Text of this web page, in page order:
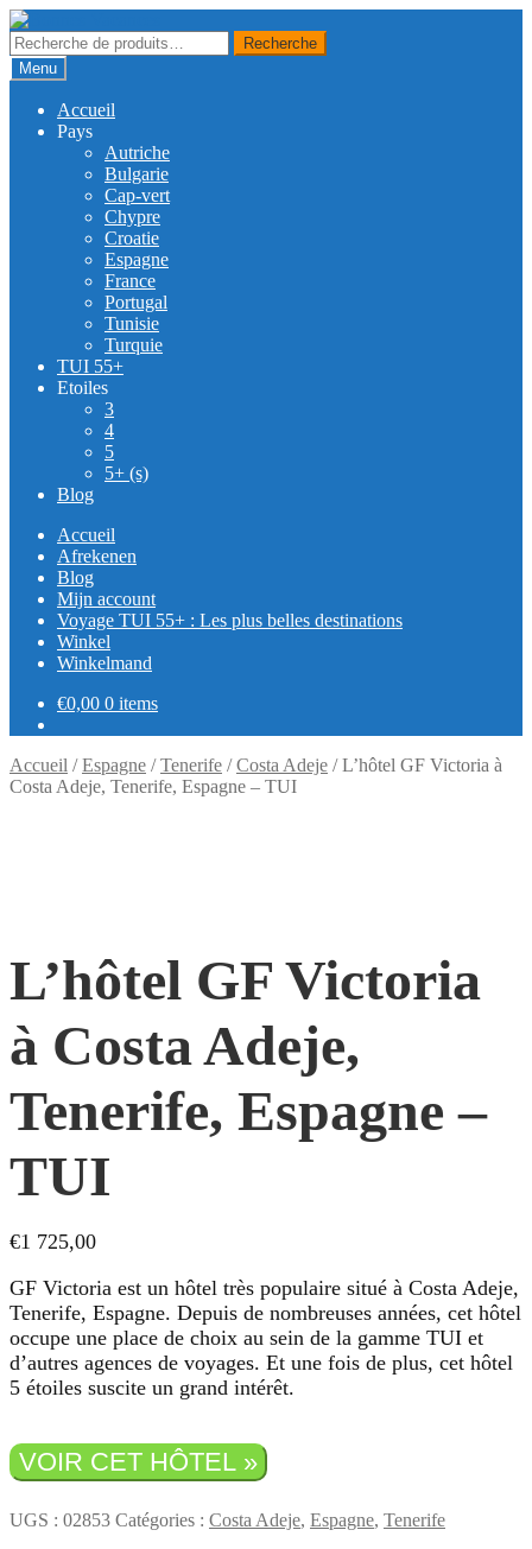
Skip
to
navigation
Skip
to
content
Recherche
pour :
Recherche
Menu
Accueil
Pays
Autriche
Bulgarie
Cap-vert
Chypre
Croatie
Espagne
France
Portugal
Tunisie
Turquie
TUI 55+
Etoiles
3
4
5
5+ (s)
Blog
Accueil
Afrekenen
Blog
Mijn account
Voyage TUI 55+ : Les plus belles destinations
Winkel
Winkelmand
€0,00 0 items
Accueil /Espagne /Tenerife /Costa Adeje /L’hôtel GF Victoria à
Costa Adeje, Tenerife, Espagne – TUI
L’hôtel GF Victoria
à Costa Adeje,
Tenerife, Espagne –
TUI
€1 725,00
GF Victoria est un hôtel très populaire situé à Costa Adeje,
Tenerife, Espagne. Depuis de nombreuses années, cet hôtel
occupe une place de choix au sein de la gamme TUI et
d’autres agences de voyages. Et une fois de plus, cet hôtel
5 étoiles suscite un grand intérêt.
VOIR CET HÔTEL »
UGS : 02853 Catégories : Costa Adeje, Espagne, Tenerife